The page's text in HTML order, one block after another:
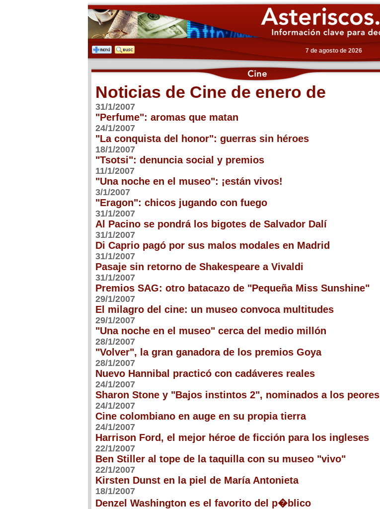
7 de agosto de 2026
Noticias de Cine de enero de
31/1/2007
"Perfume": aromas que matan
24/1/2007
"La conquista del honor": guerras sin héroes
18/1/2007
"Tsotsi": denuncia social y premios
11/1/2007
"Una noche en el museo": ¡están vivos!
3/1/2007
"Eragon": chicos jugando con fuego
31/1/2007
Al Pacino se pondrá los bigotes de Salvador Dalí
31/1/2007
Di Caprio pagó por sus malos modales en Madrid
31/1/2007
Pasaje sin retorno de Shakespeare a Vivaldi
31/1/2007
Premios SAG: otro batacazo de "Pequeña Miss Sunshine"
29/1/2007
El milagro del cine: un museo convoca multitudes
29/1/2007
"Una noche en el museo" cerca del medio millón
28/1/2007
"Volver", la gran ganadora de los premios Goya
28/1/2007
Nuevo Hannibal practicó con cadáveres reales
24/1/2007
Sharon Stone y "Bajos instintos 2", nominados a los peores
24/1/2007
Cine colombiano en auge en su propia tierra
24/1/2007
Harrison Ford, el mejor héroe de ficción para los ingleses
22/1/2007
Ben Stiller al tope de la taquilla con su museo "vivo"
22/1/2007
Kirsten Dunst en la piel de María Antonieta
18/1/2007
Denzel Washington es el favorito del p�blico